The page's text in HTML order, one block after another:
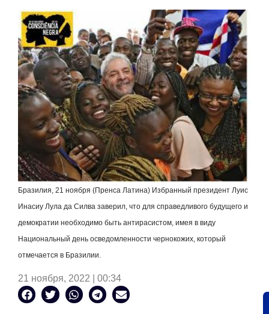
Бразилия, 21 ноября (Пренса Латина) Избранный президент Луис
Инасиу Лула да Силва заверил, что для справедливого будущего и
демократии необходимо быть антирасистом, имея в виду
Национальный день осведомленности чернокожих, который
отмечается в Бразилии.
21 ноября, 2022 | 00:34